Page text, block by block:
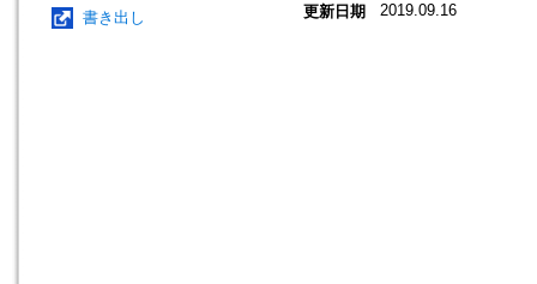
書き出し 更新日期 2019.09.16